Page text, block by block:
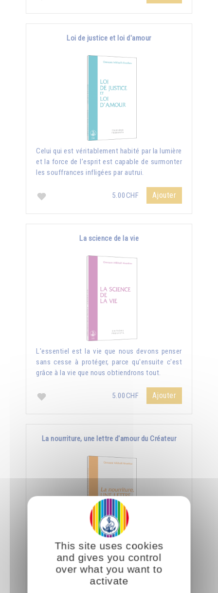
Loi de justice et loi d'amour
Celui qui est véritablement habité par la lumière
et la force de l’esprit est capable de surmonter
les souffrances infligées par autrui.
5.00CHF Ajouter
La science de la vie
L'essentiel est la vie que nous devons penser
sans cesse à protéger, parce qu'ensuite c'est
grâce à la vie que nous obtiendrons tout.
5.00CHF Ajouter
La nourriture, une lettre d'amour du Créateur
Le jour où nous aurons appris à manger
consciemment, nous saurons déchiffrer tout ce
que le Créateur nous dit à travers la nourriture.
This site uses cookies
and gives you control
over what you want to
activate